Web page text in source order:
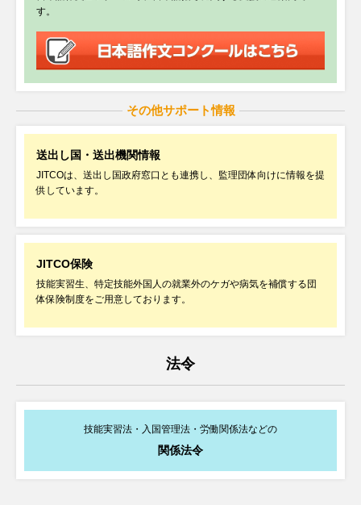
特定技能制度説明会（ウェビナー）を8月4日に開催します
お知らせ
2026年07月10日
【SSW(ⅰ)】 Expected Numbers of Acceptance vs Actual Numbers
(Fulfilment Ratio as of March 2026)
7月14日（火）開催 外国人労働者の責任ある受入れフォーラム in関西
お知らせ
2026年07月03日
2026年07月02日
入れ充足率
2026年07月02日
【育成就労】工業製品製造業分野にて育成就労外国人を受け入れる際は
す。
その他サポート情報
送出し国・送出機関情報
JITCOは、送出し国政府窓口とも連携し、監理団体向けに情報を提
供しています。
JITCO保険
技能実習生、特定技能外国人の就業外のケガや病気を補償する団
体保険制度をご用意しております。
法令
技能実習法・入国管理法・労働関係法などの
関係法令